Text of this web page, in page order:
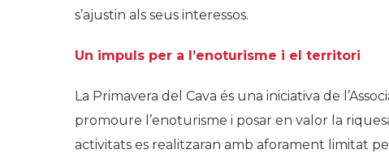
s’ajustin als seus interessos.
Un impuls per a l’enoturisme i el territori
La Primavera del Cava és una iniciativa de
promoure l’enoturisme i posar en valor la
activitats es realitzaran amb aforament limitat